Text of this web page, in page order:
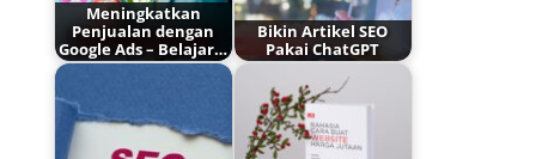
Meningkatkan
Penjualan dengan
Google Ads – Belajar…
Bikin Artikel SEO
Pakai ChatGPT